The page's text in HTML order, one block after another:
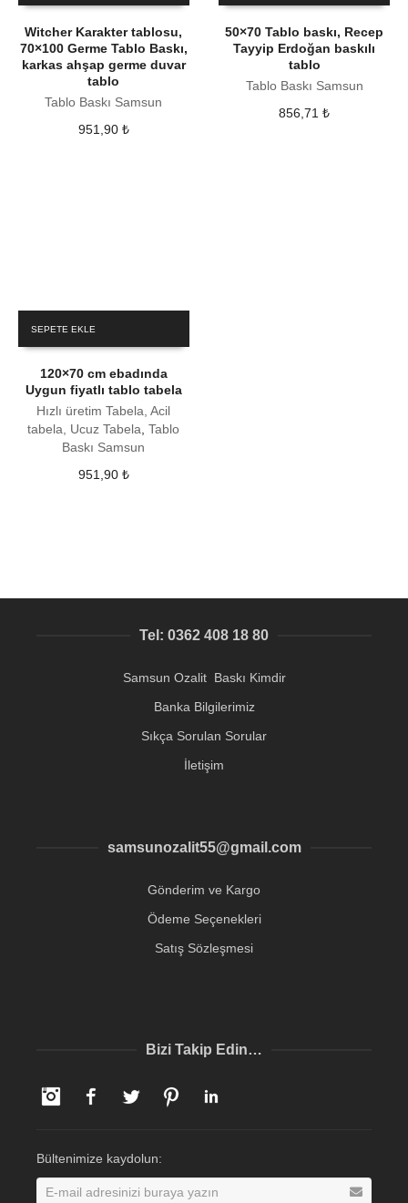
Witcher Karakter tablosu,
70×100 Germe Tablo Baskı,
karkas ahşap germe duvar
tablo
Tablo Baskı Samsun
951,90 ₺
50×70 Tablo baskı, Recep
Tayyip Erdoğan baskılı
tablo
Tablo Baskı Samsun
856,71₺
SEPETE EKLE
120×70 cm ebadında
Uygun fiyatlı tablo tabela
Hızlı üretim Tabela, Acil
tabela, Ucuz Tabela ,Tablo
Baskı Samsun
951,90 ₺
Tel: 0362 408 18 80
Samsun Ozalit Baskı Kimdir
Banka Bilgilerimiz
Sıkça Sorulan Sorular
İletişim
samsunozalit55@gmail.com
Gönderim ve Kargo
Ödeme Seçenekleri
Satış Sözleşmesi
Bizi Takip Edin…
InstagramFacebookTwitter Pinterest
Bültenimize kaydolun: